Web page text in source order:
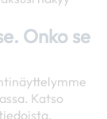
Onko se
Katso